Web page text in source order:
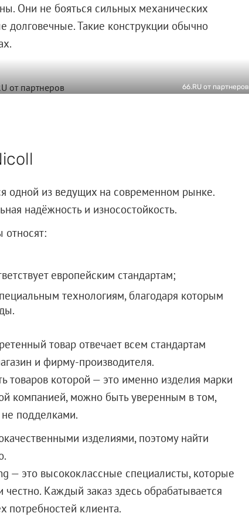
Они не бояться сильных механических
Такие конструкции обычно
66.RU от партнеров
одной из ведущих на современном рынке.
надёжность и износостойкость.
европейским стандартам;
технологиям, благодаря которым
товар отвечает всем стандартам
и фирму-производителя.
товаров которой — это именно изделия марки
компанией, можно быть уверенным в том,
подделками.
изделиями, поэтому найти
— это высококлассные специалисты, которые
честно. Каждый заказ здесь обрабатывается
потребностей клиента.